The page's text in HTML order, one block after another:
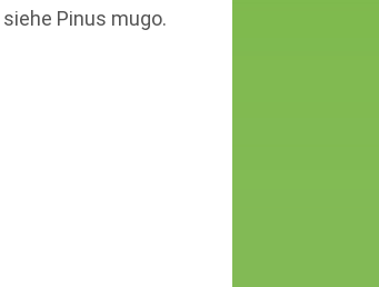
Pinus mugo.